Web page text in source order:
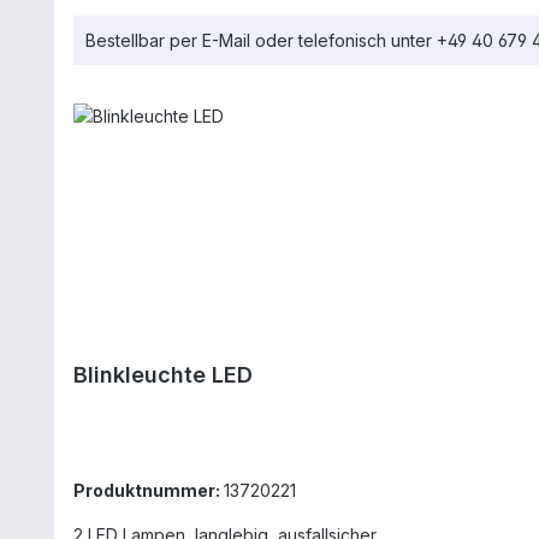
Bestellbar per E-Mail oder telefonisch unter +49 40 679
Blinkleuchte LED
Produktnummer: 13720221